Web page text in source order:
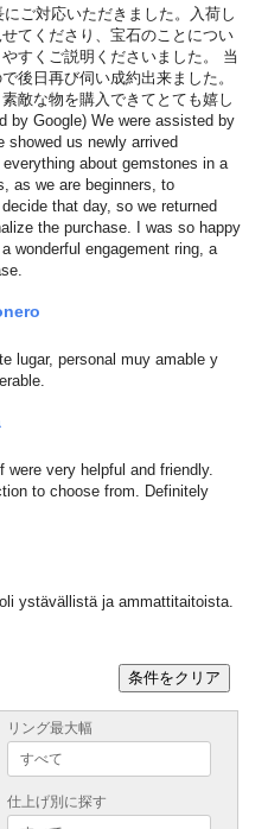
ご対応いただきました。入荷し
てくださり、宝石のことについ
すくご説明くださいました。 当
後日再び伺い成約出来ました。
敵な物を購入できてとても嬉し
by Google) We were assisted by
showed us newly arrived
about gemstones in a
as we are beginners, to
that day, so we returned
the purchase. I was so happy
wonderful engagement ring, a
lugar, personal muy amable y
very helpful and friendly.
to choose from. Definitely
ystävällistä ja ammattitaitoista.
条件をクリア
リング最大幅
仕上げ別に探す